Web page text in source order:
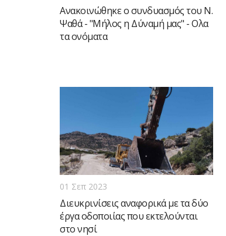
Aνακοινώθηκε ο συνδυασμός του Ν.
Ψαθά - "Μήλος η Δύναμή μας" - Ολα
τα ονόματα
01 Σεπ 2023
Διευκρινίσεις αναφορικά με τα δύο
έργα οδοποιίας που εκτελούνται
στο νησί